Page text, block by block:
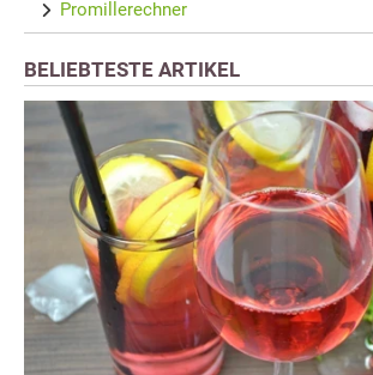
Promillerechner
BELIEBTESTE ARTIKEL